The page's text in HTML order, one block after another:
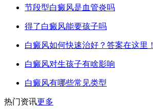
节段型白癜风是血管炎吗
得了白癜风能要孩子吗
白癜风如何快速治好？答案在这里！
白癜风对生孩子有啥影响
白癜风有哪些常见类型
热门资讯更多